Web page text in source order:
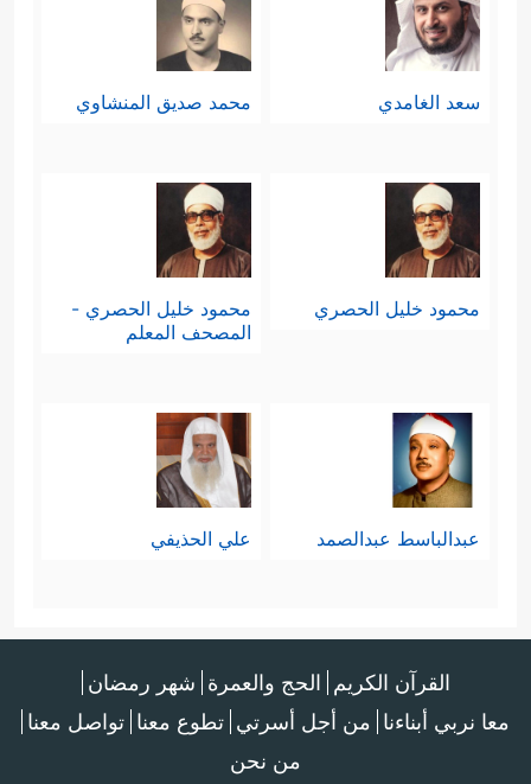
سعد الغامدي محمد صديق المنشاوي
محمود خليل الحصري
محمود خليل الحصري -
المصحف المعلم
عبدالباسط عبدالصمد علي الحذيفي
القرآن الكريم الحج والعمرة شهر رمضان
معا نربي أبناءنا من أجل أسرتي تطوع معنا تواصل معنا
من نحن